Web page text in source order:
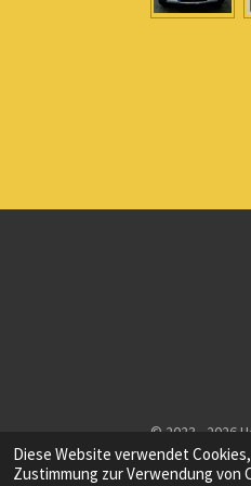
Diese Website verwendet
Zustimmung zur Verwendung von
© 2023 - 2026